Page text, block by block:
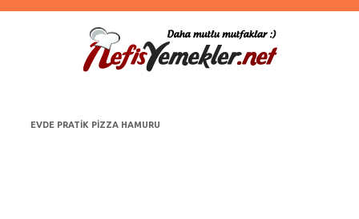
EVDE PRATIK PIZZA HAMURU